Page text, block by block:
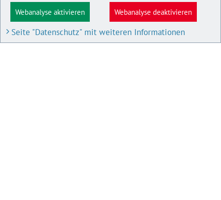
Webanalyse aktivieren Webanalyse deaktivieren
Seite "Datenschutz" mit weiteren Informationen